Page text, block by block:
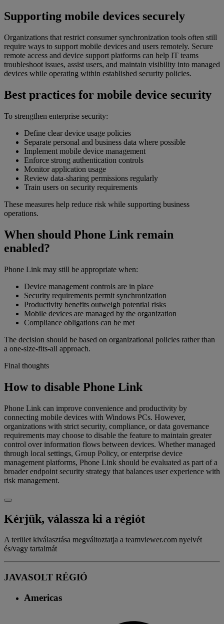
Supporting mobile devices securely
Organizations that restrict consumer synchronization tools often still
require ways to support mobile devices and users remotely. Secure
remote access and device support platforms can help IT teams
troubleshoot issues, assist users, and maintain visibility into managed
devices while operating within established security policies.
Best practices for mobile device security
To strengthen enterprise security:
Define clear device usage policies
Separate personal and business data where possible
Implement mobile device management
Enforce strong authentication controls
Monitor application usage
Review data-sharing permissions regularly
Train users on security requirements
These measures help reduce risk while supporting business
operations.
When should Phone Link remain
enabled?
Phone Link may still be appropriate when:
Device management controls are in place
Security requirements permit synchronization
Productivity benefits outweigh potential risks
Mobile devices are managed by the organization
Compliance obligations can be met
The decision should be based on organizational policies rather than
a one-size-fits-all approach.
Final thoughts
How to disable Phone Link
Phone Link can improve convenience and productivity by
connecting mobile devices with Windows PCs. However,
organizations with strict security, compliance, or data governance
requirements may choose to disable the feature to maintain greater
control over information flows between devices. Whether managed
through local settings, Group Policy, or enterprise device
management platforms, Phone Link should be evaluated as part of a
broader endpoint security strategy that balances user experience with
risk management.
Kérjük, válassza ki a régiót
A terület kiválasztása megváltoztatja a teamviewer.com nyelvét
és/vagy tartalmát
JAVASOLT RÉGIÓ
Americas